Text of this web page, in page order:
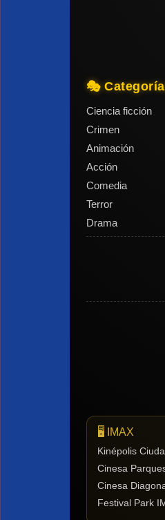
🎭
Ciencia ficción
Crimen
Animación
Acción
Comedia
Terror
Drama
🖥️ IMAX
Kinépolis
Cinesa
Cinesa
Festival Park